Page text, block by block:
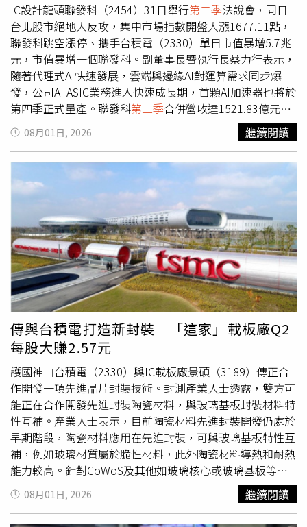
IC設計龍頭聯發科（2454）31日舉行第二季法說會，同日
台北股市絕地大反攻，集中市場指數開盤大漲1677.11點，
聯發科跳空漲停、攜手台積電（2330）單日市值暴增5.7兆
元，市值暴增一個聯發科。副董事長暨執行長蔡力行表示，
隨著代理式AI快速發展，雲端與邊緣AI對運算需求同步爆
發，公司AI ASIC業務進入快速成長期，首顆AI加速器也將於
第四季正式量產。聯發科第二季合併營收達1521.83億元，
季增2.03％、年增1.21％，優於財測高標；毛利率46.2％。
聯發科第二季業績主要來自智慧邊緣平台產品動能強勁，抵
銷手機市場需求疲弱影響。手機業務方面，蔡力行坦言，今
年全球智慧手機市場仍充滿挑戰，受記憶體等零組件成本大
幅攀升影響，預估全年智慧手機出貨量仍將衰退約15％。不
過高階旗艦市場需求仍具韌性，聯發科第三季將推出首款2
奈米系統單晶片（SoC）。展望第三季，聯發科預估2026年
資料中心相關營收將突破20億美元，2027年更將大幅成
長，公司同步上修AI ASIC市占率目標，由原先的10至15％
提高至15至20％。蔡力行表示，公司將力拚全年美元營收
達到原先成長目標區間高標，同時董事會也核准最高50億美
元融資額度，作為未來AI ASIC、系統平台及供應鏈布局的
重要資金後盾，搶攻全球AI資料中心商機。
08月01日, 2026 繼續閱讀
傳與台積電打造新封裝 「這家」載板廠Q2
每股大賺2.57元
護國神山台積電（2330）與IC載板廠景碩（3189）傳正合
作開發一項先進晶片封裝技術。封測產業人士透露，雙方可
能正在合作開發先進封裝陶瓷材料，與玻璃基板封裝材料特
性互補。產業人士表示，目前陶瓷材料先進封裝開發仍處於
早期階段，陶瓷材料應用在先進封裝，可與玻璃基板特性互
補，例如玻璃材質屬於脆性材料，此外陶瓷材料導熱和耐熱
能力較高。針對CoWoS及其他如玻璃核心或玻璃基板等先
進封裝技術進展，台積電在7月中旬法人說明會上表示，
CoWoS已經是一項成熟的技術，台積電正與基板供應商開
08月01日, 2026 繼續閱讀